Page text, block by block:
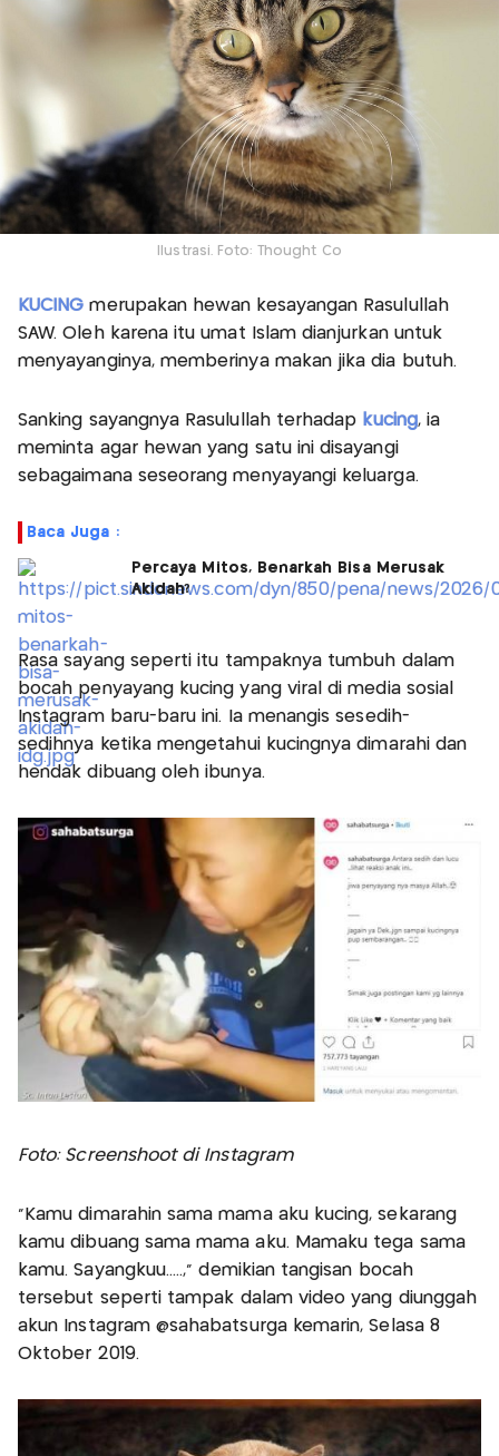
Ilustrasi. Foto: Thought Co
KUCING merupakan hewan kesayangan Rasulullah
SAW. Oleh karena itu umat Islam dianjurkan untuk
menyayanginya, memberinya makan jika dia butuh.
Sanking sayangnya Rasulullah terhadap kucing, ia
meminta agar hewan yang satu ini disayangi
sebagaimana seseorang menyayangi keluarga.
Baca Juga :
Percaya Mitos, Benarkah Bisa Merusak
Akidah?
Rasa sayang seperti itu tampaknya tumbuh dalam
bocah penyayang kucing yang viral di media sosial
Instagram baru-baru ini. Ia menangis sesedih-
sedihnya ketika mengetahui kucingnya dimarahi dan
hendak dibuang oleh ibunya.
Foto: Screenshoot di Instagram
“Kamu dimarahin sama mama aku kucing, sekarang
kamu dibuang sama mama aku. Mamaku tega sama
kamu. Sayangkuu.....,” demikian tangisan bocah
tersebut seperti tampak dalam video yang diunggah
akun Instagram @sahabatsurga kemarin, Selasa 8
Oktober 2019.